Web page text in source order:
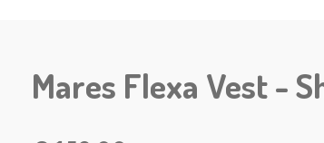
Mares Flexa Vest -